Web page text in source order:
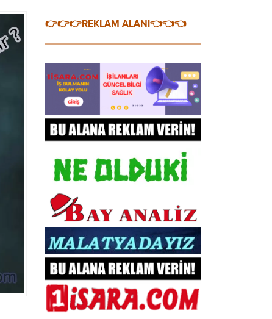
👉👉👉REKLAM ALANI👈👈👈